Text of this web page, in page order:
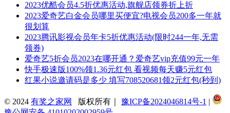
2023优酷会员4.5折优惠活动,旗舰店领券折上折
2023爱奇艺白金会员哪里买便宜?电视会员200多一年就
很划算
2023腾讯影视会员年卡5折优惠活动(限时244一年,无需
领券)
爱奇艺5折会员2023在哪开通？爱奇艺vip充值99元一年
快手极速版100%领1.36元红包 看视频每天赚5元红包
红果小说邀请码是多少 填写708520681领2元红包(秒到)
© 2024 有奖之家网 版权所有｜ 豫ICP备2024046814号-1 |